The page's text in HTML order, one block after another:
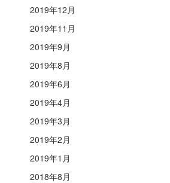
2019年12月
2019年11月
2019年9月
2019年8月
2019年6月
2019年4月
2019年3月
2019年2月
2019年1月
2018年8月